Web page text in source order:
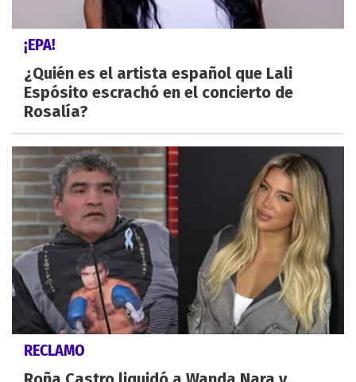
¡EPA!
¿Quién es el artista español que Lali
Espósito escrachó en el concierto de
Rosalía?
RECLAMO